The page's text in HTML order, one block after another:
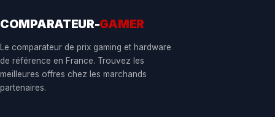
COMPARATEUR-GAMER
Le comparateur de prix gaming et hardware
de référence en France. Trouvez les
meilleures offres chez les marchands
partenaires.